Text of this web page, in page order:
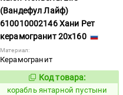
(Вандефул Лайф)
610010002146 Хани Рет
керамогранит 20x160
Материал:
Керамогранит
781075
Код товара:
корабль янтарной пустыни